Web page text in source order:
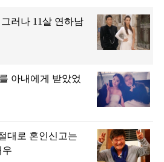
러나 11살 연하남
아내에게 받았었
대로 혼인신고는
우